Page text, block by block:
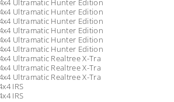
Ultramatic Hunter Edition
Ultramatic Hunter Edition
Ultramatic Hunter Edition
Ultramatic Hunter Edition
Ultramatic Hunter Edition
Ultramatic Hunter Edition
Ultramatic Realtree X-Tra
Ultramatic Realtree X-Tra
Ultramatic Realtree X-Tra
IRS
IRS